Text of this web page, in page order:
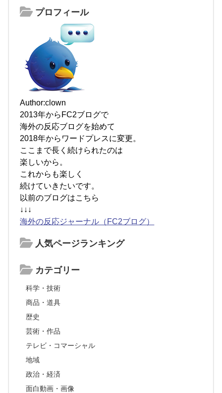
プロフィール
Author:clown
2013年からFC2ブログで
海外の反応ブログを始めて
2018年からワードプレスに変更。
ここまで長く続けられたのは
楽しいから。
これからも楽しく
続けていきたいです。
以前のブログはこちら
↓↓↓
海外の反応ジャーナル（FC2ブログ）
人気ページランキング
カテゴリー
科学・技術
商品・道具
歴史
芸術・作品
テレビ・コマーシャル
地域
政治・経済
面白動画・画像